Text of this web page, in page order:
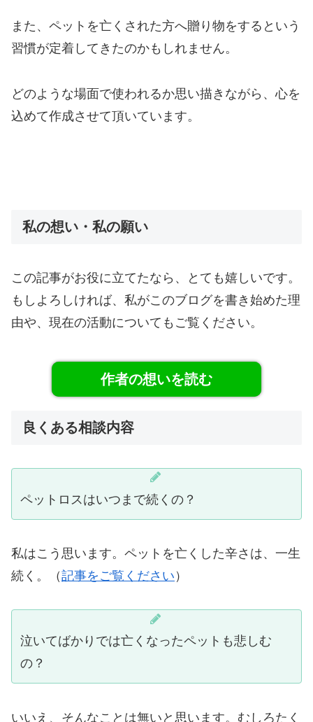
また、ペットを亡くされた方へ贈り物をするという
習慣が定着してきたのかもしれません。
どのような場面で使われるか思い描きながら、心を
込めて作成させて頂いています。
私の想い・私の願い
この記事がお役に立てたなら、とても嬉しいです。
もしよろしければ、私がこのブログを書き始めた理
由や、現在の活動についてもご覧ください。
作者の想いを読む
良くある相談内容
ペットロスはいつまで続くの？
私はこう思います。ペットを亡くした辛さは、一生
続く。（記事をご覧ください ）
泣いてばかりでは亡くなったペットも悲しむ
の？
いいえ、そんなことは無いと思います。むしろたく